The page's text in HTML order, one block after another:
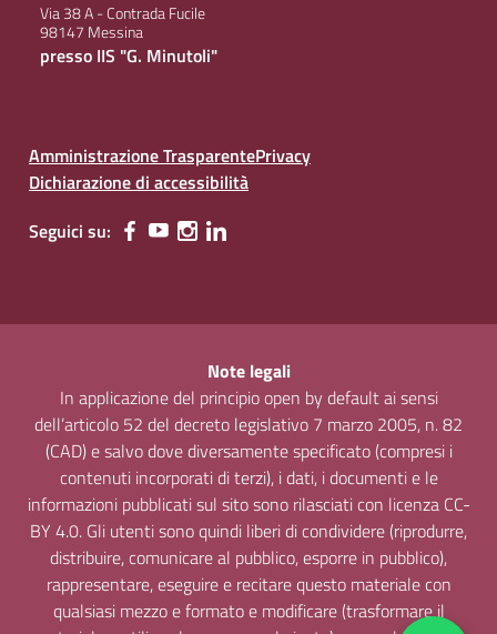
Via 38 A - Contrada Fucile
98147 Messina
presso IIS "G. Minutoli"
Amministrazione TrasparentePrivacy
Dichiarazione di accessibilità
Seguici su:
Note legali
In applicazione del principio open by default ai sensi
dell’articolo 52 del decreto legislativo 7 marzo 2005, n. 82
(CAD) e salvo dove diversamente specificato (compresi i
contenuti incorporati di terzi), i dati, i documenti e le
informazioni pubblicati sul sito sono rilasciati con licenza CC-
BY 4.0. Gli utenti sono quindi liberi di condividere (riprodurre,
distribuire, comunicare al pubblico, esporre in pubblico),
rappresentare, eseguire e recitare questo materiale con
qualsiasi mezzo e formato e modificare (trasformare il